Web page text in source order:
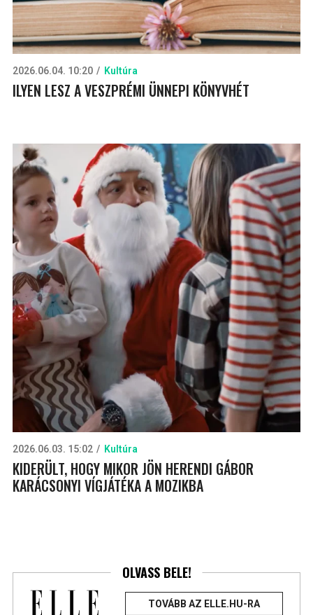
2026.06.04. 10:20 Kultúra
ILYEN LESZ A VESZPRÉMI ÜNNEPI KÖNYVHÉT
2026.06.03. 15:02 Kultúra
KIDERÜLT, HOGY MIKOR JÖN HERENDI GÁBOR
KARÁCSONYI VÍGJÁTÉKA A MOZIKBA
OLVASS BELE!
TOVÁBB AZ ELLE.HU-RA